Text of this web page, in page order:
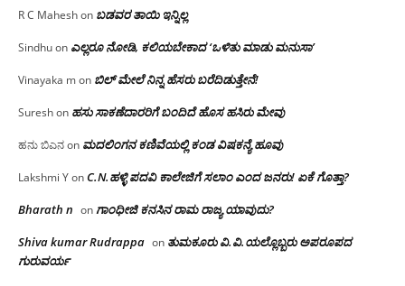
R C Maheshon ಬಡವರ ತಾಯಿ ಇನ್ನಿಲ್ಲ
Sindhuon ಎಲ್ಲರೂ ನೋಡಿ, ಕಲಿಯಬೇಕಾದ ‘ಒಳಿತು ಮಾಡು ಮನುಸಾ’
Vinayaka mon ಬಿಲ್ ಮೇಲೆ ನಿನ್ನ ಹೆಸರು ಬರೆದಿಡುತ್ತೇನೆ!
Sureshon ಹಸು ಸಾಕಣೆದಾರರಿಗೆ ಬಂದಿದೆ ಹೊಸ ಹಸಿರು ಮೇವು
ಹನು ಬಿಎನon ಮದಲಿಂಗನ ಕಣಿವೆಯಲ್ಲಿ ಕಂಡ ವಿಷಕನ್ಯೆ ಹೂವು
Lakshmi YonC.N.ಹಳ್ಳಿ ಪದವಿ ಕಾಲೇಜಿಗೆ ಸಲಾಂ‌ ಎಂದ ಜನರು! ಏಕೆ ಗೊತ್ತಾ?
Bharath n onಗಾಂಧೀಜಿ ಕನಸಿನ ರಾಮ ರಾಜ್ಯ ಯಾವುದು?
Shiva kumar Rudrappa on ತುಮಕೂರು‌ ವಿ.ವಿ.ಯಲ್ಲೊಬ್ಬರು ಅಪರೂಪದ
ಗುರುವರ್ಯ